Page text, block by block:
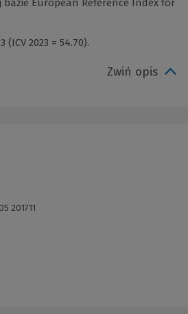
bazie European Reference Index for
2023 = 54.70).
Zwiń opis
201711